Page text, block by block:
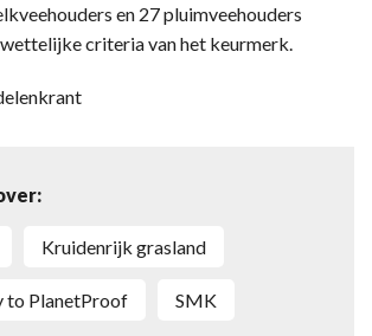
en 27 pluimveehouders
criteria van het keurmerk.
kruidenrijk grasland
to PlanetProof SMK